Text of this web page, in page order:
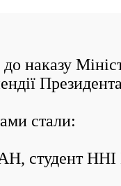
стали:
студент